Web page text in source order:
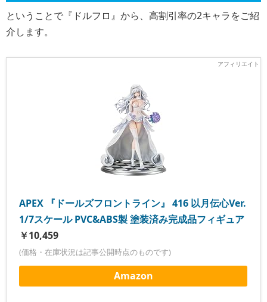
ということで『ドルフロ』から、高割引率の2キャラをご紹
介します。
APEX 『ドールズフロントライン』 416 以月伝心Ver.
1/7スケール PVC&ABS製 塗装済み完成品フィギュア
￥10,459
(価格・在庫状況は記事公開時点のものです)
Amazon